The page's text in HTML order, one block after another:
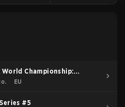
Championship:
EU
#5